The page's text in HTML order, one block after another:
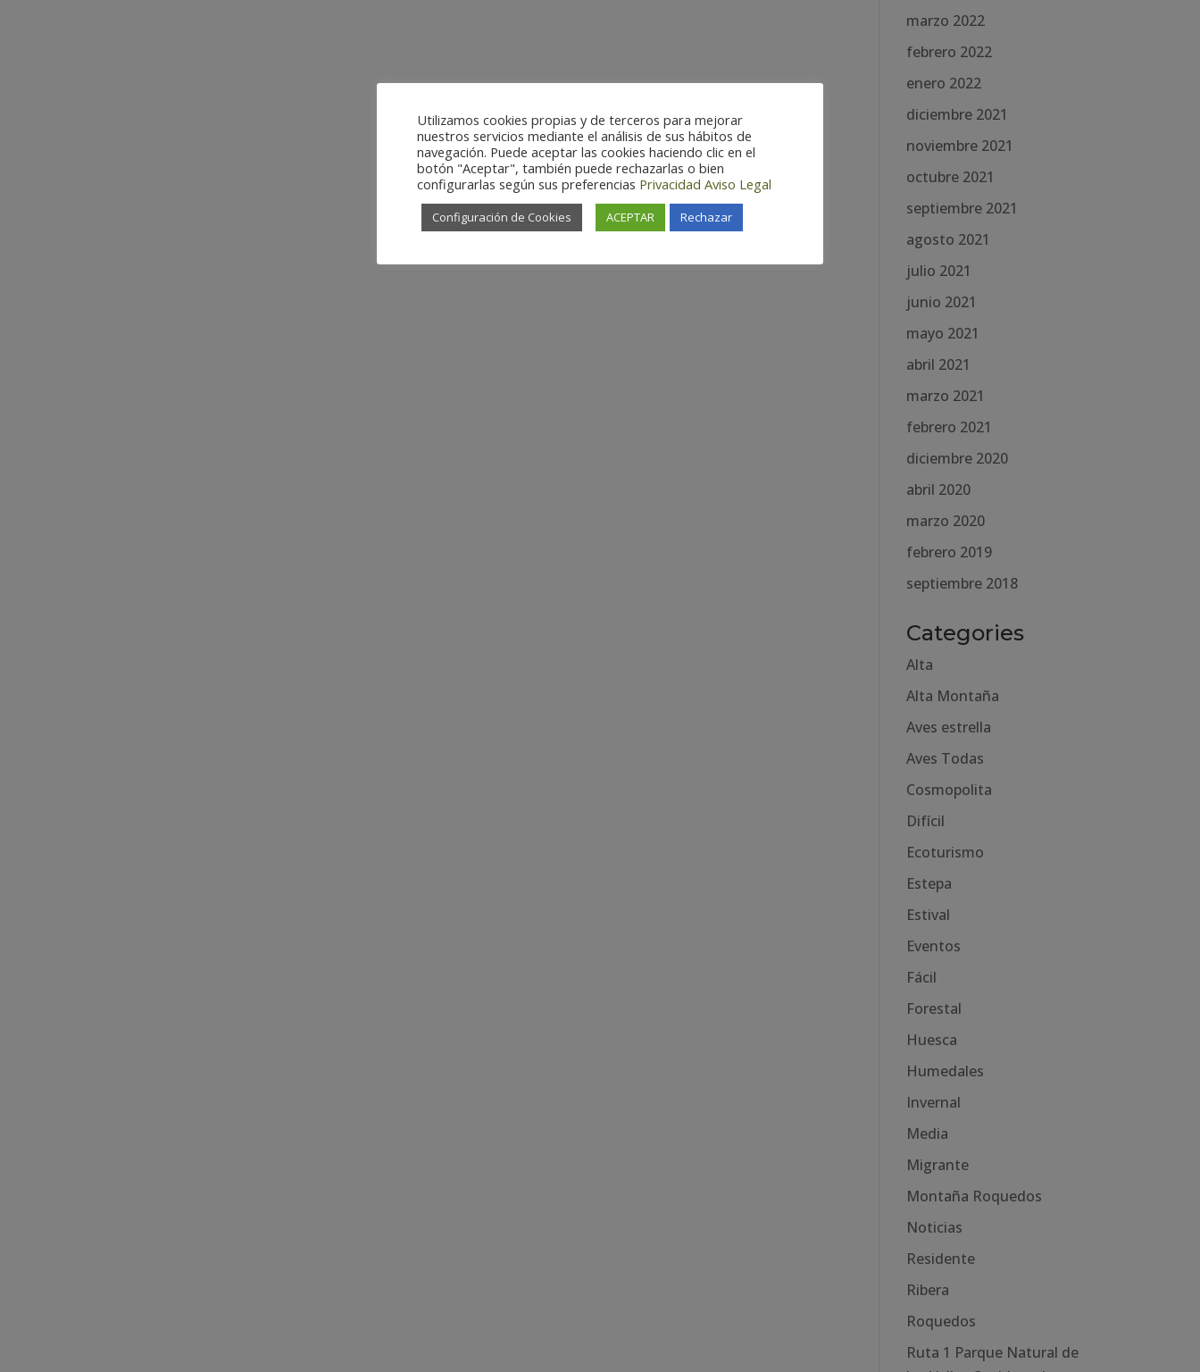
marzo 2022
febrero 2022
enero 2022
diciembre 2021
noviembre 2021
octubre 2021
septiembre 2021
agosto 2021
julio 2021
junio 2021
mayo 2021
abril 2021
marzo 2021
febrero 2021
diciembre 2020
abril 2020
marzo 2020
febrero 2019
septiembre 2018
Categories
Alta
Alta Montaña
Aves estrella
Aves Todas
Cosmopolita
Difícil
Ecoturismo
Estepa
Estival
Eventos
Fácil
Forestal
Huesca
Humedales
Invernal
Media
Migrante
Montaña Roquedos
Noticias
Residente
Ribera
Roquedos
Ruta 1 Parque Natural de
Utilizamos cookies propias y de terceros para mejorar
nuestros servicios mediante el análisis de sus hábitos de
navegación. Puede aceptar las cookies haciendo clic en el
botón "Aceptar", también puede rechazarlas o bien
configurarlas según sus preferencias Privacidad Aviso Legal
Configuración de Cookies ACEPTAR Rechazar